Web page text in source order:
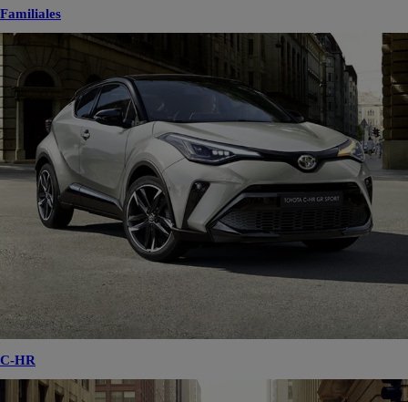
Familiales
C-HR